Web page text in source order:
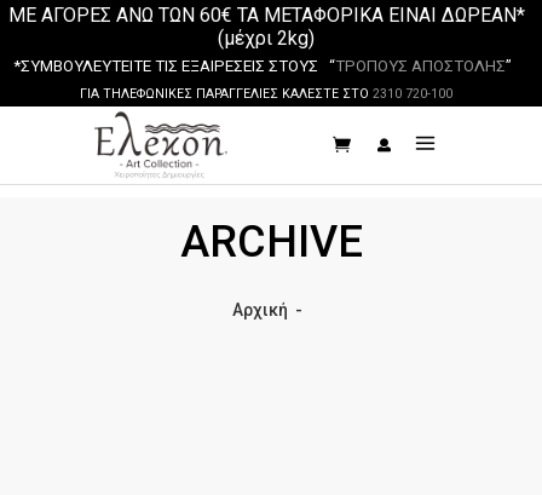
ΜΕ ΑΓΟΡΕΣ ΑΝΩ ΤΩΝ 60€ ΤΑ ΜΕΤΑΦΟΡΙΚΑ ΕΙΝΑΙ ΔΩΡΕΑΝ*
(μέχρι 2kg)
*ΣΥΜΒΟΥΛΕΥΤΕΙΤΕ ΤΙΣ ΕΞΑΙΡΕΣΕΙΣ ΣΤΟΥΣ “ΤΡΟΠΟΥΣ ΑΠΟΣΤΟΛΗΣ”
ΓΙΑ ΤΗΛΕΦΩΝΙΚΕΣ ΠΑΡΑΓΓΕΛΙΕΣ ΚΑΛΕΣΤΕ ΣΤΟ 2310 720-100
ARCHIVE
Αρχική -